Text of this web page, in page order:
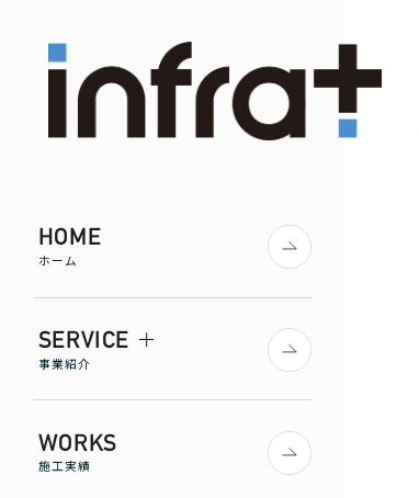
HOME
ホーム
SERVICE
事業紹介
WORKS
施工実績